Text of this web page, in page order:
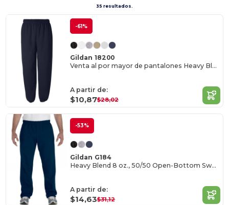
35 resultados.
-61%
Gildan 18200
Venta al por mayor de pantalones Heavy Blend
A partir de:
$10,87$28,02
-53%
Gildan G184
Heavy Blend 8 oz., 50/50 Open-Bottom Sweatpants
A partir de:
$14,63$31,12